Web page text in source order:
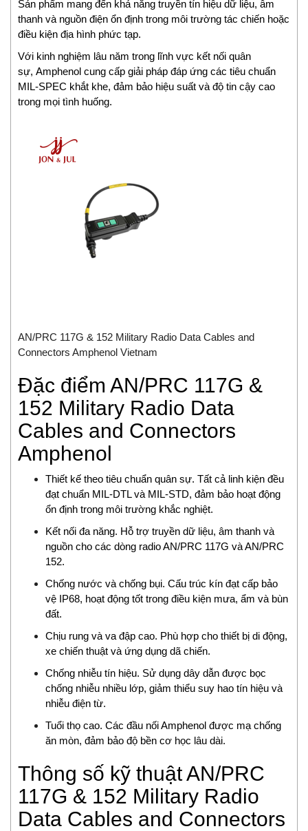
Chemyx Vietnam
Chino
Chongqing Chuke
Chongqing Huaneng
Clake/Fololo
COMFILETECH
Core insight Vietnam
Cosa-Xentaur
Delta Sensor
Deublin
DIN.AL S.r.L
Dinel
Dittmer Vietnam
DIXON VALVE
DOLD Vietnam
DRESSER UTILITY SOLUTIONS
Dumore solenoids
DURAG
EBMPAPST
Eletro Sensors
Elster/ Honeywell
ENERDOOR
Engler Vietnam
Enolgas
EPCOS Vietnam
Sản phẩm mang đến khả năng truyền tín hiệu dữ liệu, âm
thanh và nguồn điện ổn định trong môi trường tác chiến hoặc
điều kiện địa hình phức tạp.
Với kinh nghiệm lâu năm trong lĩnh vực kết nối quân
sự, Amphenol cung cấp giải pháp đáp ứng các tiêu chuẩn
MIL-SPEC khắt khe, đảm bảo hiệu suất và độ tin cậy cao
trong mọi tình huống.
AN/PRC 117G & 152 Military Radio Data Cables and
Connectors Amphenol Vietnam
Đặc điểm AN/PRC 117G &
152 Military Radio Data
Cables and Connectors
Amphenol
Thiết kế theo tiêu chuẩn quân sự. Tất cả linh kiện đều
đạt chuẩn MIL-DTL và MIL-STD, đảm bảo hoạt động
ổn định trong môi trường khắc nghiệt.
Kết nối đa năng. Hỗ trợ truyền dữ liệu, âm thanh và
nguồn cho các dòng radio AN/PRC 117G và AN/PRC
152.
Chống nước và chống bụi. Cấu trúc kín đạt cấp bảo
vệ IP68, hoạt động tốt trong điều kiện mưa, ẩm và bùn
đất.
Chịu rung và va đập cao. Phù hợp cho thiết bị di động,
xe chiến thuật và ứng dụng dã chiến.
Chống nhiễu tín hiệu. Sử dụng dây dẫn được bọc
chống nhiễu nhiều lớp, giảm thiểu suy hao tín hiệu và
nhiễu điện từ.
Tuổi thọ cao. Các đầu nối Amphenol được mạ chống
ăn mòn, đảm bảo độ bền cơ học lâu dài.
Thông số kỹ thuật AN/PRC
117G & 152 Military Radio
Data Cables and Connectors